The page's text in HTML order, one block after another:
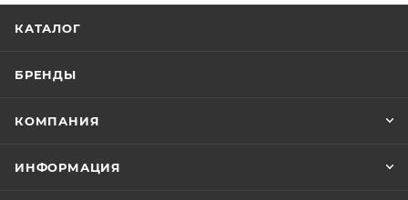
КАТАЛОГ
БРЕНДЫ
КОМПАНИЯ
ИНФОРМАЦИЯ